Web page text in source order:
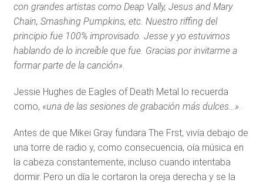
con grandes artistas como Deap Vally, Jesus and Mary
Chain, Smashing Pumpkins, etc. Nuestro riffing del
principio fue 100% improvisado. Jesse y yo estuvimos
hablando de lo increíble que fue. Gracias por invitarme a
formar parte de la canción».
Jessie Hughes de Eagles of Death Metal lo recuerda
como, «una de las sesiones de grabación más dulces…».
Antes de que Mikei Gray fundara The Frst, vivía debajo de
una torre de radio y, como consecuencia, oía música en
la cabeza constantemente, incluso cuando intentaba
dormir. Pero un día le cortaron la oreja derecha y se la